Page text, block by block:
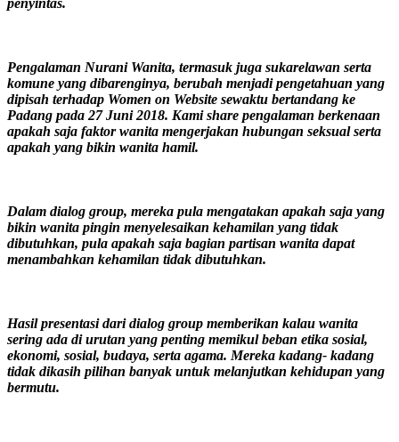
Pengalaman Nurani Wanita, termasuk juga sukarelawan serta
komune yang dibarenginya, berubah menjadi pengetahuan yang
dipisah terhadap Women on Website sewaktu bertandang ke
Padang pada 27 Juni 2018. Kami share pengalaman berkenaan
apakah saja faktor wanita mengerjakan hubungan seksual serta
apakah yang bikin wanita hamil.
Dalam dialog group, mereka pula mengatakan apakah saja yang
bikin wanita pingin menyelesaikan kehamilan yang tidak
dibutuhkan, pula apakah saja bagian partisan wanita dapat
menambahkan kehamilan tidak dibutuhkan.
Hasil presentasi dari dialog group memberikan kalau wanita
sering ada di urutan yang penting memikul beban etika sosial,
ekonomi, sosial, budaya, serta agama. Mereka kadang- kadang
tidak dikasih pilihan banyak untuk melanjutkan kehidupan yang
bermutu.